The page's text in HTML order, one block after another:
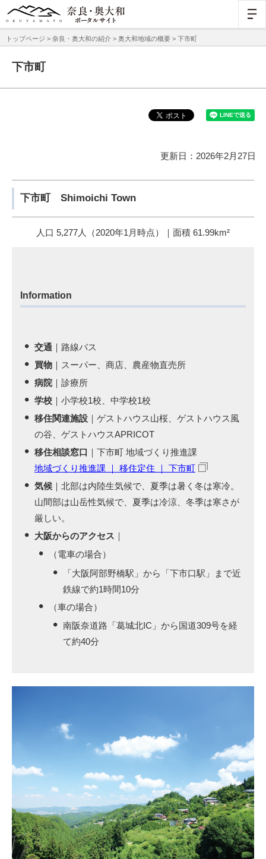
トップページ > 奈良・奥大和の紹介 > 奥大和地域の概要 > 下市町
下市町
更新日：2026年2月27日
下市町 Shimoichi Town
人口 5,277人（2020年1月時点）｜面積 61.99km²
Information
交通 ｜路線バス
買物 ｜スーパー、商店、農産物直売所
病院｜診療所
学校 ｜小学校1校、中学校1校
移住関連施設 ｜ゲストハウス山桜、ゲストハウス風
の谷、ゲストハウスAPRICOT
移住相談窓口 ｜下市町 地域づくり推進課
地域づくり推進課 ｜ 移住定住 ｜ 下市町
気候 ｜北部は内陸生気候で、夏季は暑く冬は寒冷。
山間部は山岳性気候で、夏季は冷涼、冬季は寒さが
厳しい。
大阪からのアクセス ｜
（電車の場合）
「大阪阿部野橋駅」から「下市口駅」まで近
鉄線で約1時間10分
（車の場合）
南阪奈道路「葛城北IC」から国道309号を経
て約40分